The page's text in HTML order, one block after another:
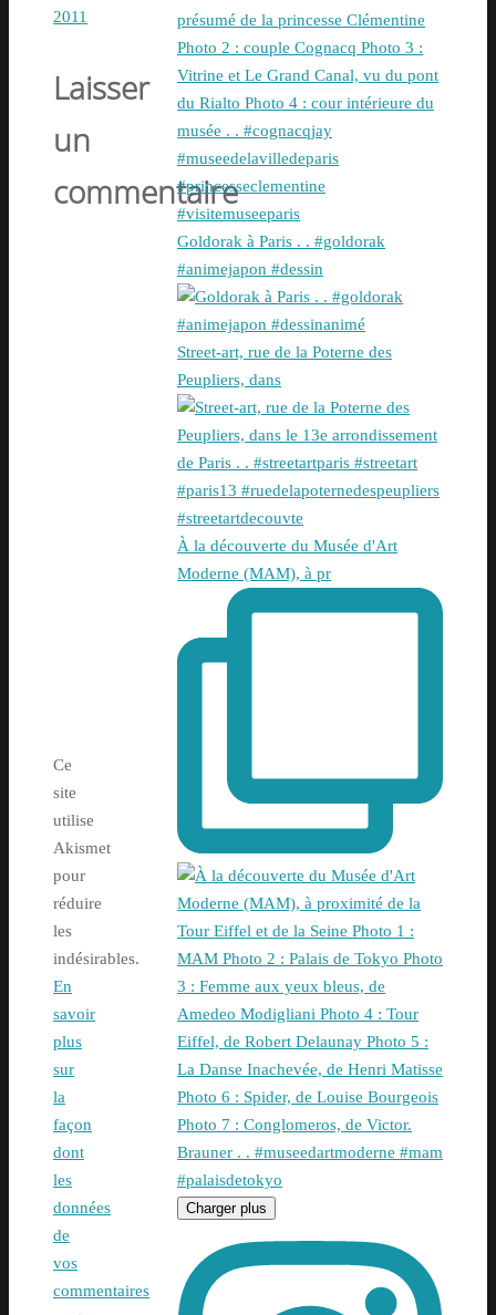
2011
Laisser
un
commentaire
Ce
site
utilise
Akismet
pour
réduire
les
indésirables.
En
savoir
plus
sur
la
façon
dont
les
données
de
vos
commentaires
Goldorak à Paris . . #goldorak
#animejapon #dessin
Street-art, rue de la Poterne des
Peupliers, dans
À la découverte du Musée d'Art
Moderne (MAM), à pr
Charger plus